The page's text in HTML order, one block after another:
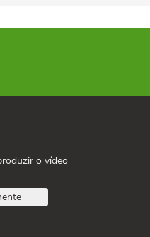
o vídeo